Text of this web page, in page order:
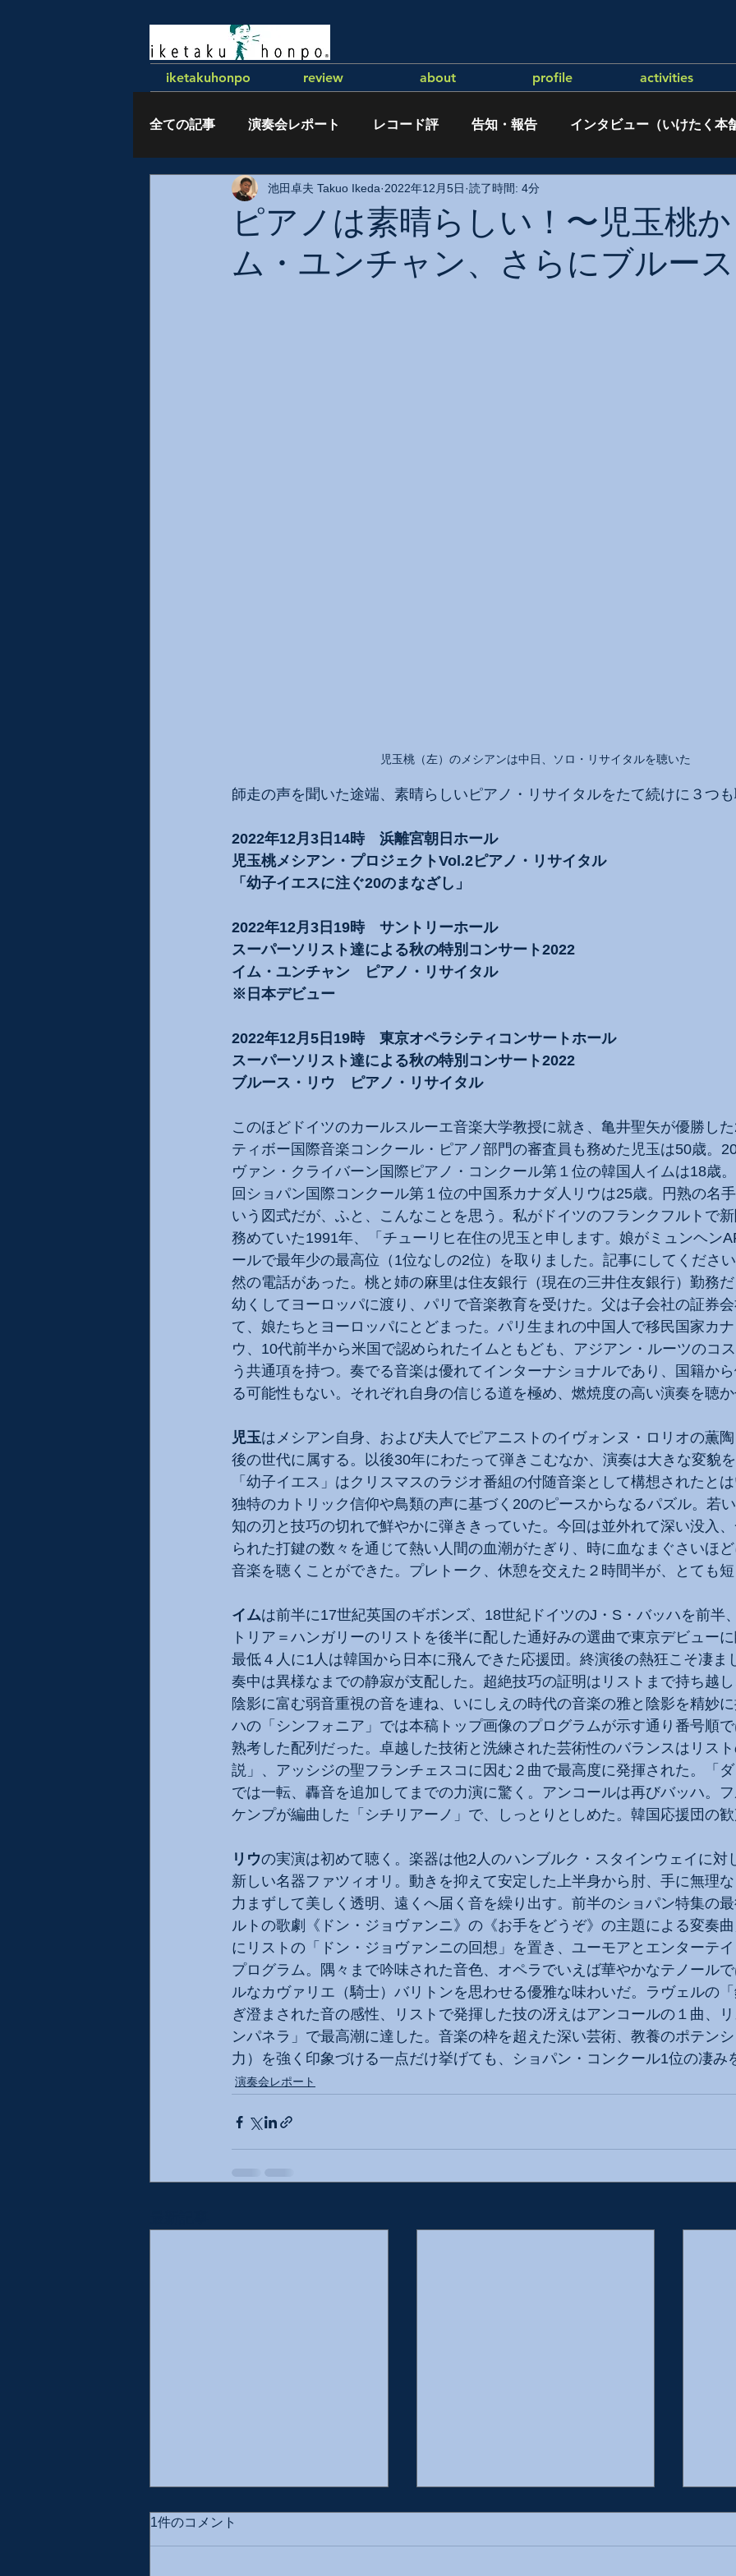
iketakuhonpo review about profile activities
全ての記事 演奏会レポート レコード評 告知・報告 インタビュー（いけたく本
執筆記事
ピアノは素晴らしい！〜児玉桃
ム・ユンチャン、さらにブルー
池田卓夫 Takuo Ikeda 2022年12月5日 読了時間: 4分
児玉桃（左）のメシアンは中日、ソロ・リサイタルを聴いた
師走の声を聞いた途端、素晴らしいピアノ・リサイタルをたて続けに３つ
2022年12月3日14時　浜離宮朝日ホール
児玉桃メシアン・プロジェクトVol.2ピアノ・リサイタル
「幼子イエスに注ぐ20のまなざし」
2022年12月3日19時　サントリーホール
スーパーソリスト達による秋の特別コンサート2022
イム・ユンチャン　ピアノ・リサイタル
※日本デビュー
2022年12月5日19時　東京オペラシティコンサートホール
スーパーソリスト達による秋の特別コンサート2022
ブルース・リウ　ピアノ・リサイタル
このほどドイツのカールスルーエ音楽大学教授に就き、亀井聖矢が優勝し
ティボー国際音楽コンクール・ピアノ部門の審査員も務めた児玉は50歳。
ヴァン・クライバーン国際ピアノ・コンクール第１位の韓国人イムは18歳
回ショパン国際コンクール第１位の中国系カナダ人リウは25歳。円熟の名
いう図式だが、ふと、こんなことを思う。私がドイツのフランクフルトで
務めていた1991年、「チューリヒ在住の児玉と申します。娘がミュンヘン
ールで最年少の最高位（1位なしの2位）を取りました。記事にしてくださ
然の電話があった。桃と姉の麻里は住友銀行（現在の三井住友銀行）勤務
幼くしてヨーロッパに渡り、パリで音楽教育を受けた。父は子会社の証券
て、娘たちとヨーロッパにとどまった。パリ生まれの中国人で移民国家カ
ウ、10代前半から米国で認められたイムともども、アジアン・ルーツのコ
う共通項を持つ。奏でる音楽は優れてインターナショナルであり、国籍か
る可能性もない。それぞれ自身の信じる道を極め、燃焼度の高い演奏を聴
児玉はメシアン自身、および夫人でピアニストのイヴォンヌ・ロリオの薫
後の世代に属する。以後30年にわたって弾きこむなか、演奏は大きな変貌
「幼子イエス」はクリスマスのラジオ番組の付随音楽として構想されたと
独特のカトリック信仰や鳥類の声に基づく20のピースからなるパズル。若
知の刃と技巧の切れで鮮やかに弾ききっていた。今回は並外れて深い没入
られた打鍵の数々を通じて熱い人間の血潮がたぎり、時に血なまぐさいほ
音楽を聴くことができた。プレトーク、休憩を交えた２時間半が、とても
イムは前半に17世紀英国のギボンズ、18世紀ドイツのJ・S・バッハを前半
トリア＝ハンガリーのリストを後半に配した通好みの選曲で東京デビュー
最低４人に1人は韓国から日本に飛んできた応援団。終演後の熱狂こそ凄ま
奏中は異様なまでの静寂が支配した。超絶技巧の証明はリストまで持ち越
陰影に富む弱音重視の音を連ね、いにしえの時代の音楽の雅と陰影を精妙
ハの「シンフォニア」では本稿トップ画像のプログラムが示す通り番号順
熟考した配列だった。卓越した技術と洗練された芸術性のバランスはリス
説」、アッシジの聖フランチェスコに因む２曲で最高度に発揮された。「
では一転、轟音を追加してまでの力演に驚く。アンコールは再びバッハ。
ケンプが編曲した「シチリアーノ」で、しっとりとしめた。韓国応援団の
リウの実演は初めて聴く。楽器は他2人のハンブルク・スタインウェイに対
新しい名器ファツィオリ。動きを抑えて安定した上半身から肘、手に無理
力まずして美しく透明、遠くへ届く音を繰り出す。前半のショパン特集の
ルトの歌劇《ドン・ジョヴァンニ》の《お手をどうぞ》の主題による変奏
にリストの「ドン・ジョヴァンニの回想」を置き、ユーモアとエンターテ
プログラム。隅々まで吟味された音色、オペラでいえば華やかなテノール
ルなカヴァリエ（騎士）バリトンを思わせる優雅な味わいだ。ラヴェルの
ぎ澄まされた音の感性、リストで発揮した技の冴えはアンコールの１曲、
ンパネラ」で最高潮に達した。音楽の枠を超えた深い芸術、教養のポテン
力）を強く印象づける一点だけ挙げても、ショパン・コンクール1位の凄み
演奏会レポート
1件のコメント